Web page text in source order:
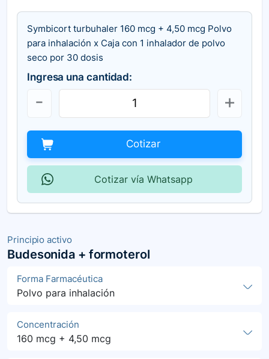
Principio activo
Budesonida + formoterol
Forma Farmacéutica
Polvo para inhalación
Concentración
160 mcg + 4,50 mcg
Symbicort turbuhaler 160 mcg + 4,50 mcg Polvo
para inhalación x Caja con 1 inhalador de polvo
seco por 30 dosis
Ingresa una cantidad:
Cotizar
Cotizar vía Whatsapp